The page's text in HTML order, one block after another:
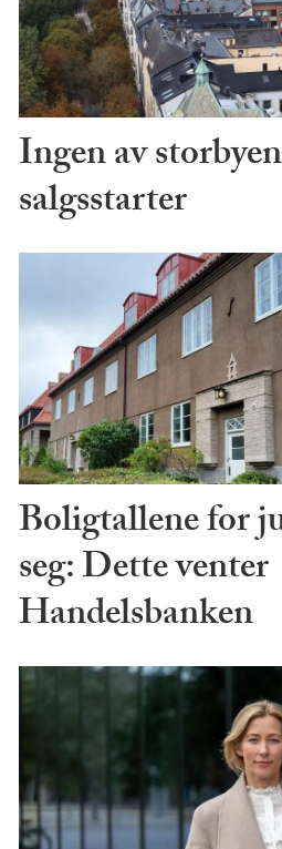
Ingen av
salgsstarter
Boligtallene for
seg: Dette venter
Handelsbanken